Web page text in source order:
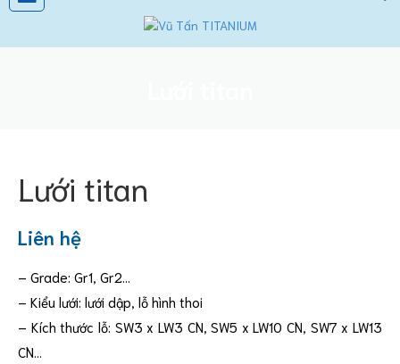
Lưới titan
Liên hệ
– Grade: Gr1, Gr2…
– Kiểu lưới: lưới dập, lỗ hình thoi
– Kích thước lỗ: SW3 x LW3 CN, SW5 x LW10 CN, SW7 x LW13
CN…